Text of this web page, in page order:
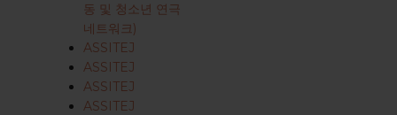
동 및 청소년 연극
네트워크)
ASSITEJ
ASSITEJ
ASSITEJ
ASSITEJ